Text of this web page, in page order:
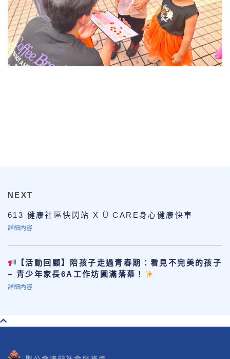
NEXT
613 健康社區快閃站 X Ü CARE身心健康快車
詳細內容
【活動回顧】陪孩子走過青春期：看見不完美的孩子
– 青少年家長6A工作坊圓滿落幕！
詳細內容